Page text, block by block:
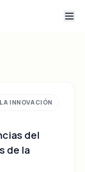
INNOVACIÓN
del
de la